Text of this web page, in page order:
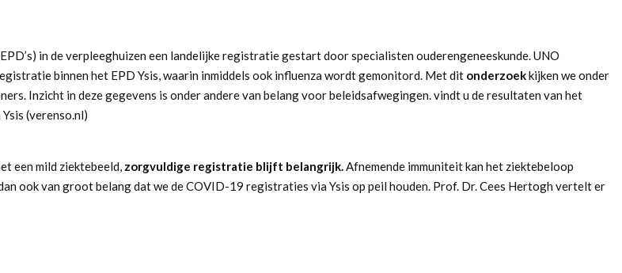
in de verpleeghuizen een landelijke registratie gestart door specialisten ouderengeneeskunde. UNO
binnen het EPD Ysis, waarin inmiddels ook influenza wordt gemonitord. Met dit onderzoekkijken we onder
Inzicht in deze gegevens is onder andere van belang voor beleidsafwegingen. vindt u de resultaten van het
(verenso.nl)
een mild ziektebeeld, zorgvuldige registratie blijft belangrijk. Afnemende immuniteit kan het ziektebeloop
ook van groot belang dat we de COVID-19 registraties via Ysis op peil houden. Prof. Dr. Cees Hertogh vertelt er